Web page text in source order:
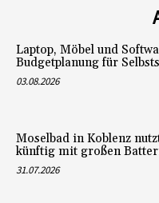
Laptop, Möbel und
Budgetplanung für
03.08.2026
Moselbad in Koblenz
künftig mit großen
31.07.2026